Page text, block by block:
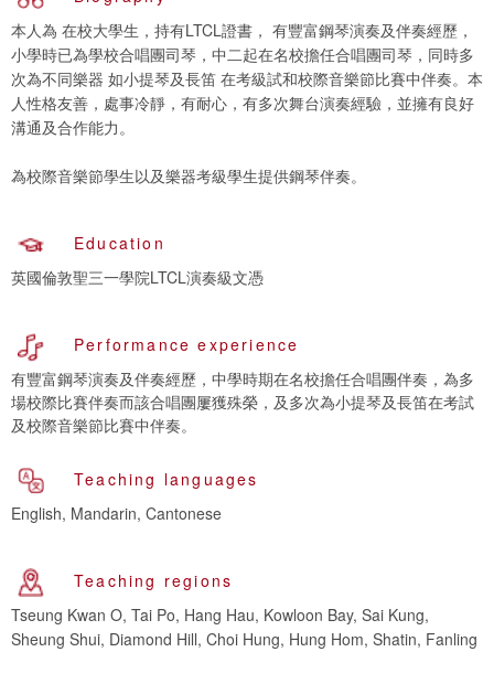
本人為 在校大學生，持有LTCL證書， 有豐富鋼琴演奏及伴奏經歷，
小學時已為學校合唱團司琴，中二起在名校擔任合唱團司琴，同時多
次為不同樂器 如小提琴及長笛 在考級試和校際音樂節比賽中伴奏。本
人性格友善，處事冷靜，有耐心，有多次舞台演奏經驗，並擁有良好
溝通及合作能力。
為校際音樂節學生以及樂器考級學生提供鋼琴伴奏。
Education
英國倫敦聖三一學院LTCL演奏級文憑
Performance experience
有豐富鋼琴演奏及伴奏經歷，中學時期在名校擔任合唱團伴奏，為多
場校際比賽伴奏而該合唱團屢獲殊榮，及多次為小提琴及長笛在考試
及校際音樂節比賽中伴奏。
Teaching languages
English, Mandarin, Cantonese
Teaching regions
Tseung Kwan O, Tai Po, Hang Hau, Kowloon Bay, Sai Kung,
Sheung Shui, Diamond Hill, Choi Hung, Hung Hom, Shatin, Fanling